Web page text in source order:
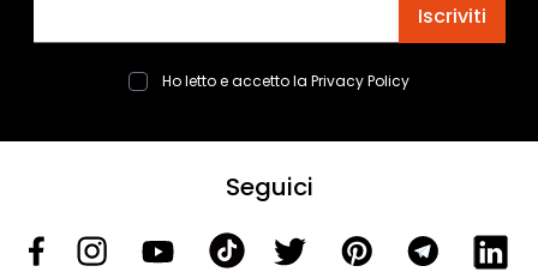
Iscriviti
Ho letto e accetto la Privacy Policy
Seguici